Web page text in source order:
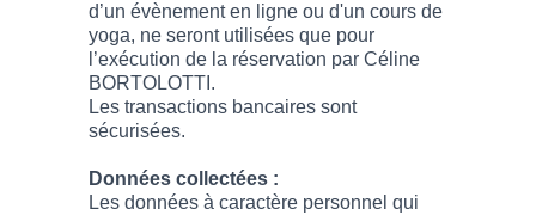
d’un évènement en ligne ou d'un cours de
yoga, ne seront utilisées que pour
l’exécution de la réservation par Céline
BORTOLOTTI.
Les transactions bancaires sont
sécurisées.
Données collectées :
Les données à caractère personnel qui